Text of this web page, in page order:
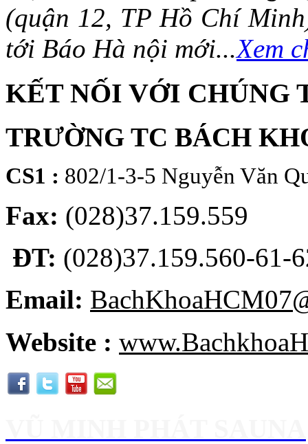
(quận 12, TP Hồ Chí
tới Báo Hà nội mới...Xem
KẾT NỐI VỚI CHÚNG
TRƯỜNG TC BÁCH
CS1 : 802/1-3-5 Nguyễn Văn
Fax: (028)37.159.559
ĐT: (028)37.159.560-61-
Email:
Website :